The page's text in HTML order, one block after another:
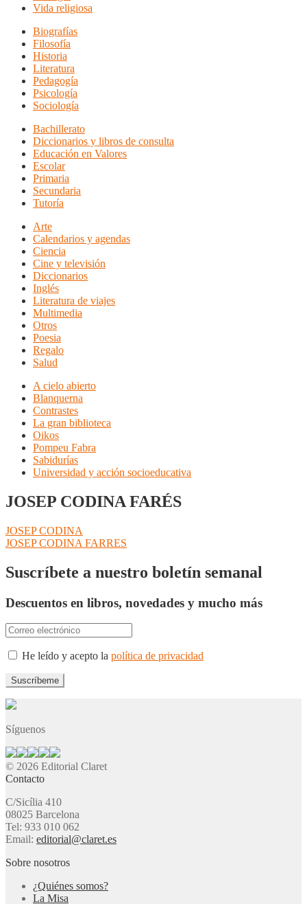
Vida religiosa
Biografías
Filosofía
Historia
Literatura
Pedagogía
Psicología
Sociología
Bachillerato
Diccionarios y libros de consulta
Educación en Valores
Escolar
Primaria
Secundaria
Tutoría
Arte
Calendarios y agendas
Ciencia
Cine y televisión
Diccionarios
Inglés
Literatura de viajes
Multimedia
Otros
Poesia
Regalo
Salud
A cielo abierto
Blanquerna
Contrastes
La gran biblioteca
Oikos
Pompeu Fabra
Sabidurías
Universidad y acción socioeducativa
JOSEP CODINA FARÉS
Navegación
de
entradas
Anterior:
JOSEP CODINA
Siguiente:
JOSEP CODINA FARRES
Suscríbete a nuestro boletín semanal
Descuentos en libros, novedades y mucho más
He leído y acepto la política de privacidad
Síguenos
© 2026 Editorial Claret
Contacto
C/Sicília 410
08025 Barcelona
Tel: 933 010 062
Email: editorial@claret.es
Sobre nosotros
¿Quiénes somos?
La Misa